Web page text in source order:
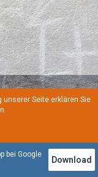
Suite™
bei Google
Download
unserer Seite erklären Sie